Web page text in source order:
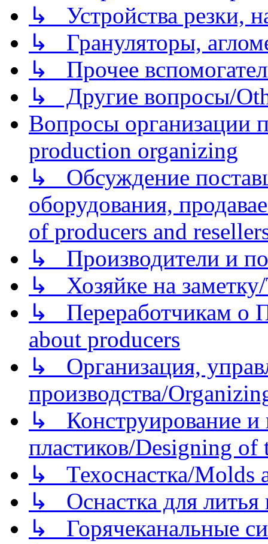
↳ Устройства резки,
↳ Грануляторы,
↳ Прочее
↳ Другие вопросы/
Вопросы организации
production organizing
↳ Обсуждение
оборудования,
of producers and
↳ Производители и
↳ Хозяйке на
↳ Переработчикам о
about producers
↳ Организация,
производства/
↳ Конструирование и
пластиков/Designing of
↳ Техоснастка/Molds
↳ Оснастка для литья
↳ Горячеканальные